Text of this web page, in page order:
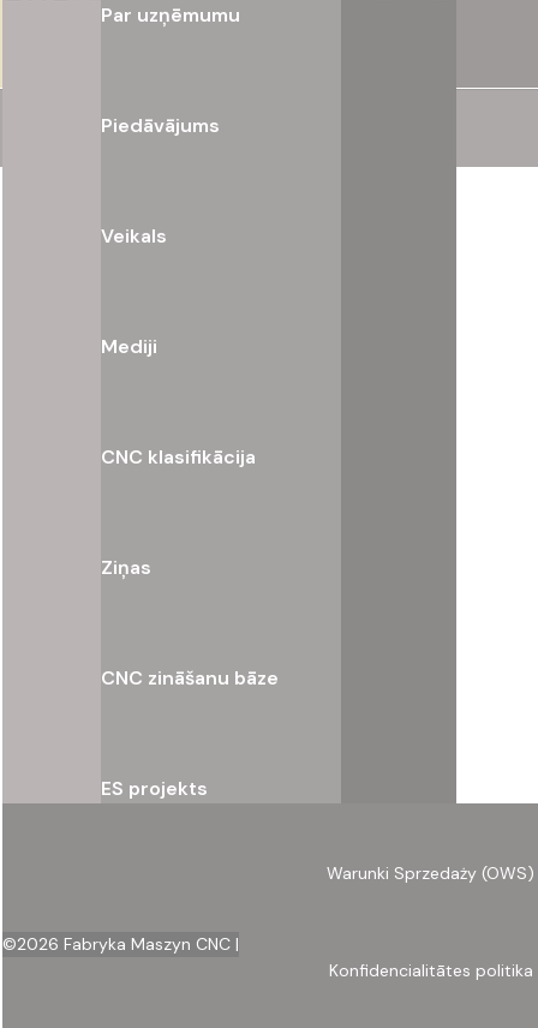
Par uzņēmumu
Piedāvājums
Veikals
Mediji
CNC klasifikācija
Ziņas
CNC zināšanu bāze
ES projekts
©2026 Fabryka Maszyn CNC |
Warunki Sprzedaży (OWS)
Konfidencialitātes politika